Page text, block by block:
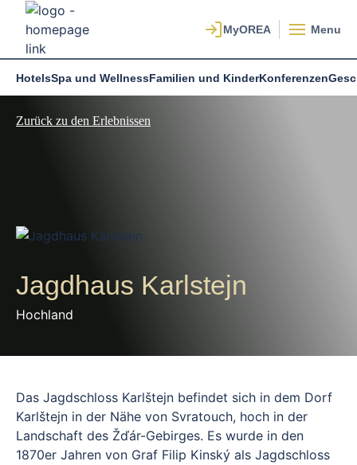
Menu
HotelsSpa und WellnessFamilien und KinderKonferenzen
Zurück zu den Erlebnissen
Jagdhaus Karlstejn
Hochland
Das Jagdschloss Karlštejn befindet sich in dem Dorf
Karlštejn in der Nähe von Svratouch, hoch in der
Landschaft des Žďár-Gebirges. Es wurde in den
1870er Jahren von Graf Filip Kinský als Jagdschloss